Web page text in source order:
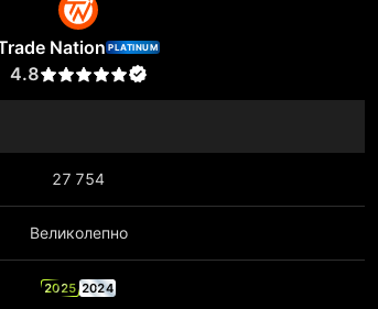
Nation PLATINUM
4.8
27 754
Великолепно
2025 2024